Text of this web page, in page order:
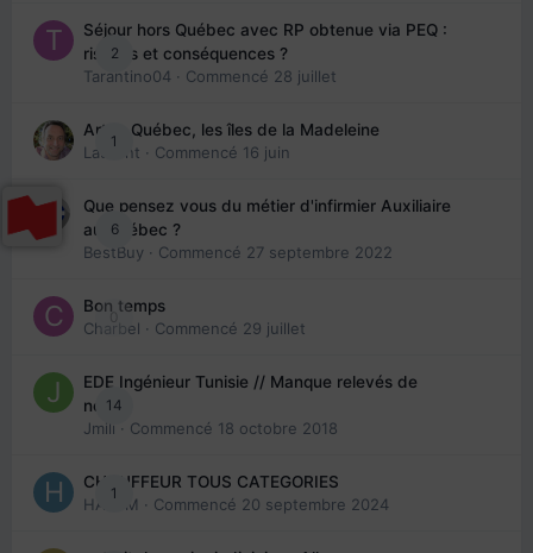
2
Séjour hors Québec avec RP obtenue via PEQ :
risques et conséquences ?
Tarantino04 · Commencé 28 juillet
1
Arte : Québec, les îles de la Madeleine
Laurent · Commencé 16 juin
6
Que pensez vous du métier d'infirmier Auxiliaire
au Québec ?
BestBuy · Commencé 27 septembre 2022
0
Bon temps
Charbel · Commencé 29 juillet
14
EDE Ingénieur Tunisie // Manque relevés de
note
Jmili · Commencé 18 octobre 2018
1
CHAUFFEUR TOUS CATEGORIES
HAZEM · Commencé 20 septembre 2024